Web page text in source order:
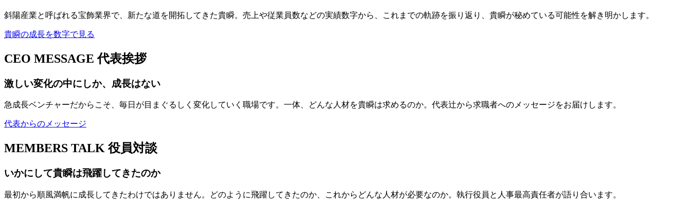
斜陽産業と呼ばれる宝飾業界で、新たな道を開拓してきた貴瞬。売上や従業員数などの実績数字から、これまでの軌跡を振り返り、貴瞬が秘めている可能性を解き明かします。
貴瞬の成長を数字で見る
CEO MESSAGE 代表挨拶
激しい変化の中にしか、成長はない
急成長ベンチャーだからこそ、毎日が目まぐるしく変化していく職場です。一体、どんな人材を貴瞬は求めるのか。代表辻から求職者へのメッセージをお届けします。
代表からのメッセージ
MEMBERS TALK 役員対談
いかにして貴瞬は飛躍してきたのか
最初から順風満帆に成長してきたわけではありません。どのように飛躍してきたのか、これからどんな人材が必要なのか。執行役員と人事最高責任者が語り合います。